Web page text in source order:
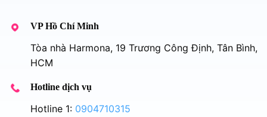
VP Hồ Chí Minh
Tòa nhà Harmona, 19 Trương Công Định, Tân Bình,
HCM
Hotline dịch vụ
Hotline 1: 0904710315